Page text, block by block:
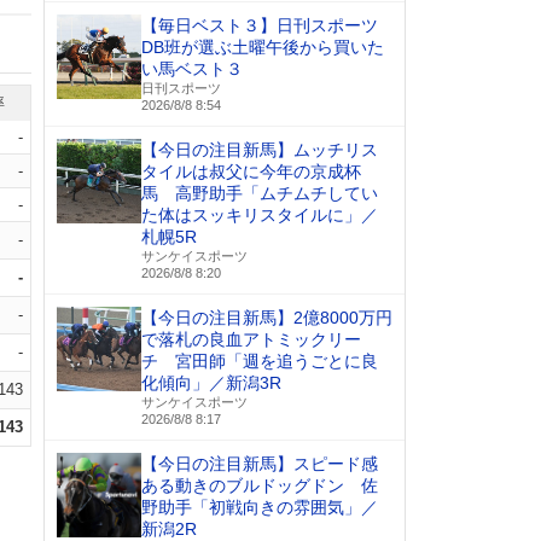
-
-
-
-
-
-
-
【毎日ベスト３】日刊スポーツ
DB班が選ぶ土曜午後から買いた
い馬ベスト３
日刊スポーツ
2026/8/8 8:54
【今日の注目新馬】ムッチリス
タイルは叔父に今年の京成杯
馬 高野助手「ムチムチしてい
た体はスッキリスタイルに」／
札幌5R
サンケイスポーツ
2026/8/8 8:20
【今日の注目新馬】2億8000万円
で落札の良血アトミックリー
チ 宮田師「週を追うごとに良
化傾向」／新潟3R
サンケイスポーツ
2026/8/8 8:17
【今日の注目新馬】スピード感
ある動きのブルドッグドン 佐
野助手「初戦向きの雰囲気」／
新潟2R